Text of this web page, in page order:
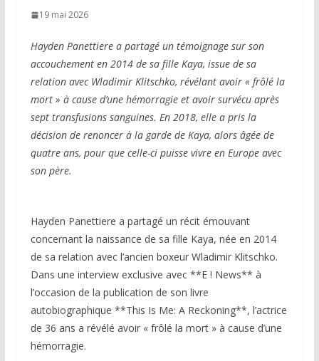
19 mai 2026
Hayden Panettiere a partagé un témoignage sur son
accouchement en 2014 de sa fille Kaya, issue de sa
relation avec Wladimir Klitschko, révélant avoir « frôlé la
mort » à cause d’une hémorragie et avoir survécu après
sept transfusions sanguines. En 2018, elle a pris la
décision de renoncer à la garde de Kaya, alors âgée de
quatre ans, pour que celle-ci puisse vivre en Europe avec
son père.
Hayden Panettiere a partagé un récit émouvant
concernant la naissance de sa fille Kaya, née en 2014
de sa relation avec l’ancien boxeur Wladimir Klitschko.
Dans une interview exclusive avec **E ! News** à
l’occasion de la publication de son livre
autobiographique **This Is Me: A Reckoning**, l’actrice
de 36 ans a révélé avoir « frôlé la mort » à cause d’une
hémorragie.